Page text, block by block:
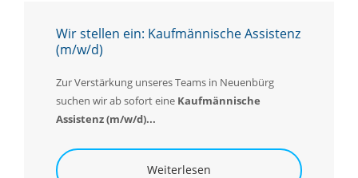
Wir stellen ein: Kaufmännische Assistenz
(m/w/d)
Zur Verstärkung unseres Teams in Neuenbürg
suchen wir ab sofort eine Kaufmännische
Assistenz (m/w/d)...
Weiterlesen